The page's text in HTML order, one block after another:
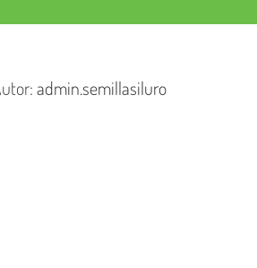
admin.semillasiluro